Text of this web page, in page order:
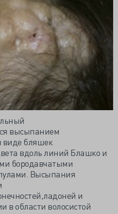
высыпанием
виде бляшек
вдоль линий Блашко и
бородавчатыми
Высыпания
и
в области волосистой